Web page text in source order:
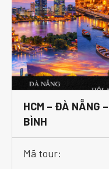
HCM – ĐÀ NẴNG
BÌNH
Mã tour: